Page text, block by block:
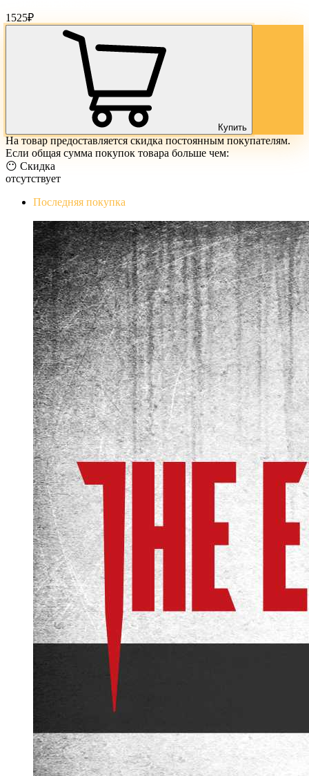
1525₽
Купить
На товар предоставляется скидка постоянным покупателям.
Если общая сумма покупок товара больше чем:
😶 Скидка
отсутствует
Последняя покупка